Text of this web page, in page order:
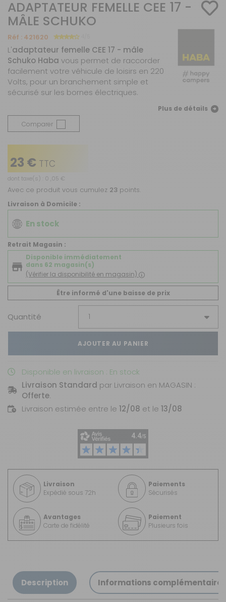
ADAPTATEUR FEMELLE CEE 17 -
MÂLE SCHUKO
Réf : 421620
L'adaptateur femelle CEE 17 - mâle
Schuko Haba vous permet de raccorder
facilement votre véhicule de loisirs en 220
Volts, pour un branchement simple et
sécurisé sur les bornes électriques.
Plus de détails
Comparer
23 € TTC
dont taxe(s) : 0 ,05 €
Avec ce produit vous cumulez 23 points.
Livraison à Domicile :
En stock
Retrait Magasin :
Disponible immédiatement
dans 62 magasin(s)
(Vérifier la disponibilité en magasin)
Être informé d'une baisse de prix
Quantité
AJOUTER AU PANIER
Disponible en livraison : En stock
Livraison Standard par Livraison en MAGASIN :
Offerte.
Livraison estimée entre le 12/08 et le 13/08
Livraison
Expédié sous 72h
Paiements
Sécurisés
Avantages
Carte de fidélité
Paiement
Plusieurs fois
Description Informations complémentaires